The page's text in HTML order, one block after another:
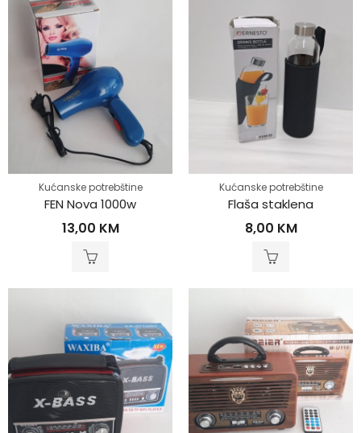
Kućanske potrebštine
FEN Nova 1000w
13,00 KM
Kućanske potrebštine
Flaša staklena
8,00 KM